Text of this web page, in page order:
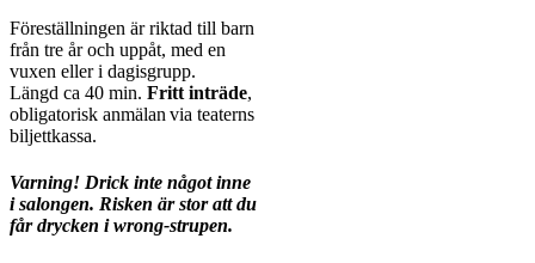
Föreställningen är riktad till barn
från tre år och uppåt, med en
vuxen eller i dagisgrupp.
Längd ca 40 min. Fritt inträde,
obligatorisk anmälan via teaterns
biljettkassa.
Varning! Drick inte något inne
i salongen. Risken är stor att du
får drycken i wrong-strupen.